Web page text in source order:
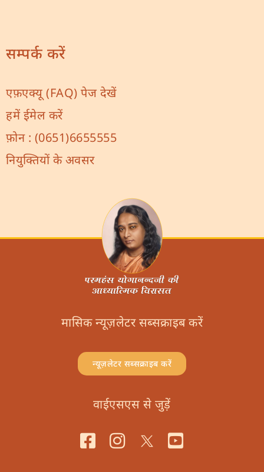
सम्पर्क करें
एफ़एक्यू (FAQ) पेज देखें
हमें ईमेल करें
फ़ोन : (0651)6655555
नियुक्तियों के अवसर
मासिक न्यूज़लेटर सब्सक्राइब करें
न्यूज़लेटर सब्सक्राइब करें
वाईएसएस से जुड़ें